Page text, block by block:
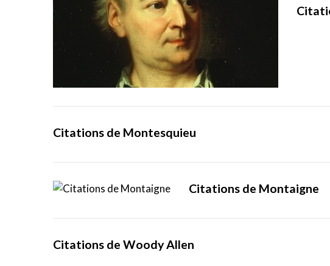
Citations de Montesquieu
Citations de Montaigne
Citations de Woody Allen